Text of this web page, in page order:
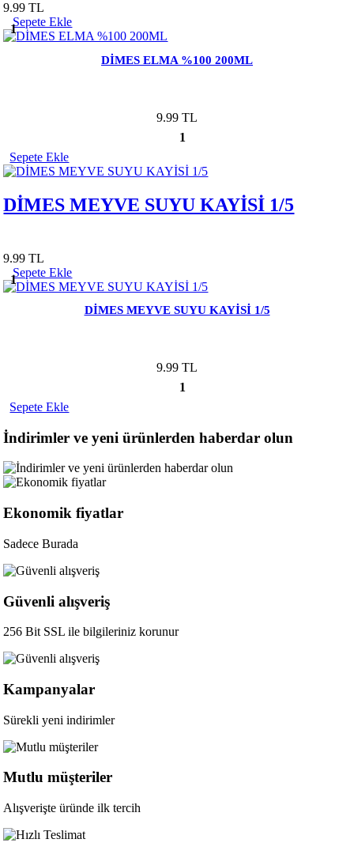
9.99 TL
1
Sepete Ekle
DİMES ELMA %100 200ML
9.99 TL
1
Sepete Ekle
DİMES MEYVE SUYU KAYİSİ 1/5
9.99 TL
1
Sepete Ekle
DİMES MEYVE SUYU KAYİSİ 1/5
9.99 TL
1
Sepete Ekle
İndirimler ve yeni ürünlerden haberdar olun
Ekonomik fiyatlar
Sadece Burada
Güvenli alışveriş
256 Bit SSL ile bilgileriniz korunur
Kampanyalar
Sürekli yeni indirimler
Mutlu müşteriler
Alışverişte üründe ilk tercih